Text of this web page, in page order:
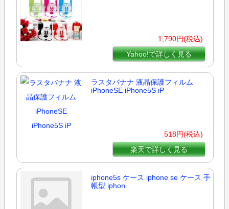
1,790円(税込)
Yahoo!で詳しく見る
ラスタバナナ 液晶保護フィルム
iPhoneSE iPhone5S iP
518円(税込)
楽天で詳しく見る
iphone5s ケース iphone se ケース 手
帳型 iphon